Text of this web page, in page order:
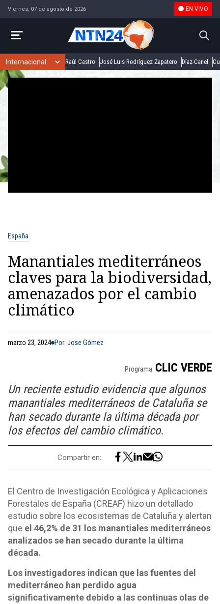
Viernes, 07 de agosto de 2026 EN VIVO
Raúl Castro José Luis Rodríguez Zapatero Díaz-Canel
España
Manantiales mediterráneos
claves para la biodiversidad,
amenazados por el cambio
climático
marzo 23, 2024 Por: Jose Gómez
Programa: CLIC VERDE
Un reciente estudio evidencia que algunos
manantiales mediterráneos de Cataluña se
han secado durante la última década por
los efectos del cambio climático.
Compartir en:
El Centro de Investigación Ecológica y Aplicaciones
Forestales de España (CREAF) hizo un detallado
estudio sobre los ecosistemas de Cataluña y alertan
que el 46,2% de 31 los manantiales mediterráneos
analizados se han secado durante la última
década.
Los investigadores indican que las fuentes del
mediterráneo han perdido agua
significativamente debido a las continuas olas de